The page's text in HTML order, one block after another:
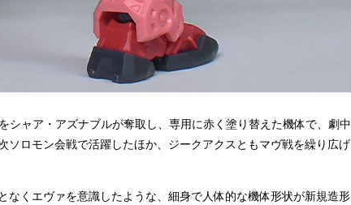
ャア・アズナブルが奪取し、専用に赤く塗り替えた機体で、劇中
ロモン会戦で活躍したほか、ジークアクスともマヴ戦を繰り広げ
くエヴァを意識したような、細身で人体的な機体形状が新規造形